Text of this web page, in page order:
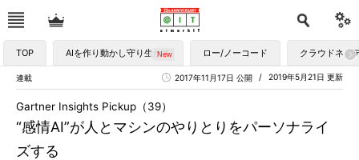
TOP AIを作り動かし守り生かす ロー/ノーコード クラウドネイ
連載 2019年5月21日 更新
2017年11月17日 公開
“感情AI”が人とマシンのやりとりをパーソナライ
ズする
Gartner Insights Pickup（39）